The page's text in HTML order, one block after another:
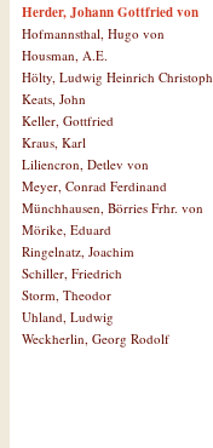
Herder, Johann Gottfried von
Hofmannsthal, Hugo von
Housman, A.E.
Hölty, Ludwig Heinrich Christoph
Keats, John
Keller, Gottfried
Kraus, Karl
Liliencron, Detlev von
Meyer, Conrad Ferdinand
Münchhausen, Börries Frhr. von
Mörike, Eduard
Ringelnatz, Joachim
Schiller, Friedrich
Storm, Theodor
Uhland, Ludwig
Weckherlin, Georg Rodolf